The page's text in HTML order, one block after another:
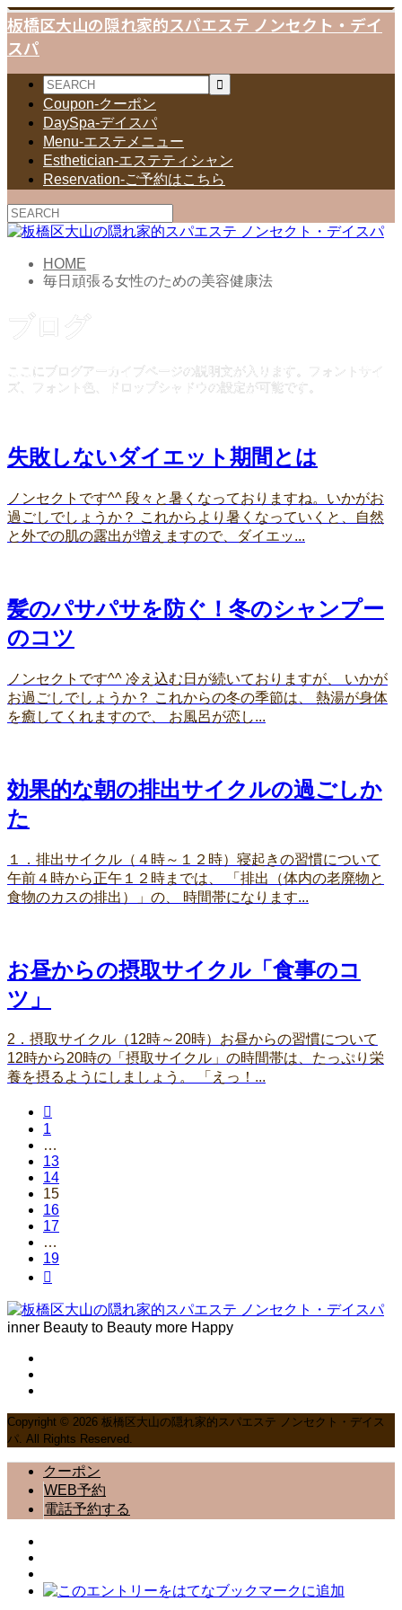
板橋区大山の隠れ家的スパエステ ノンセクト・デイ
スパ
Coupon-クーポン
DaySpa-デイスパ
Menu-エステメニュー
Esthetician-エステティシャン
Reservation-ご予約はこちら
HOME
毎日頑張る女性のための美容健康法
ブログ
ここにブログアーカイブページの説明文が入ります。フォントサイ
ズ、フォント色、ドロップシャドウの設定が可能です。
失敗しないダイエット期間とは
ノンセクトです^^ 段々と暑くなっておりますね。いかがお
過ごしでしょうか？ これからより暑くなっていくと、自然
と外での肌の露出が増えますので、ダイエッ...
髪のパサパサを防ぐ！冬のシャンプー
のコツ
ノンセクトです^^ 冷え込む日が続いておりますが、 いかが
お過ごしでしょうか？ これからの冬の季節は、 熱湯が身体
を癒してくれますので、 お風呂が恋し...
効果的な朝の排出サイクルの過ごしか
た
１．排出サイクル（４時～１２時）寝起きの習慣について
午前４時から正午１２時までは、 「排出（体内の老廃物と
食物のカスの排出）」の、 時間帯になります...
お昼からの摂取サイクル「食事のコ
ツ」
2．摂取サイクル（12時～20時）お昼からの習慣について
12時から20時の「摂取サイクル」の時間帯は、たっぷり栄
養を摂るようにしましょう。 「えっ！...

1
…
13
14
15
16
17
…
19

inner Beauty to Beauty more Happy
Copyright © 2026 板橋区大山の隠れ家的スパエステ ノンセクト・デイス
パ. All Rights Reserved.
クーポン
WEB予約
電話予約する